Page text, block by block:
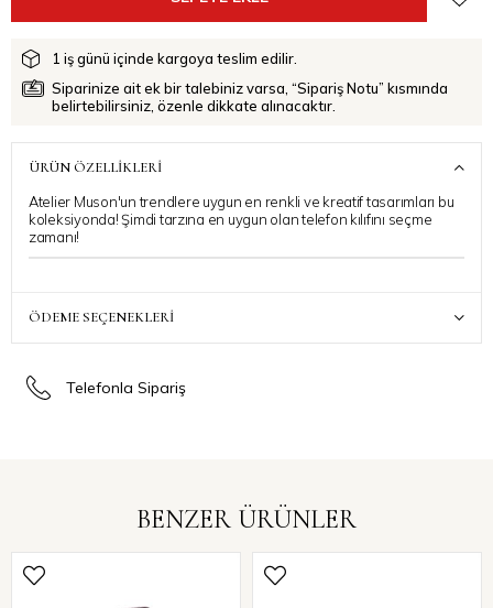
1 iş günü içinde kargoya teslim edilir.
Siparinize ait ek bir talebiniz varsa, “Sipariş Notu” kısmında
belirtebilirsiniz, özenle dikkate alınacaktır.
ÜRÜN ÖZELLIKLERI
Atelier Muson'un trendlere uygun en renkli ve kreatif tasarımları bu
koleksiyonda! Şimdi tarzına en uygun olan telefon kılıfını seçme
zamanı!
ÖDEME SEÇENEKLERI
Telefonla Sipariş
BENZER ÜRÜNLER